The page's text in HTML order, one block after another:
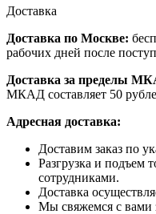
Доставка
Доставка по Москве:
рабочих дней после
Доставка за пределы
МКАД составляет 50
Адресная доставка:
Доставим заказ по
Разгрузка и подъем
сотрудниками.
Доставка
Мы свяжемся с вами